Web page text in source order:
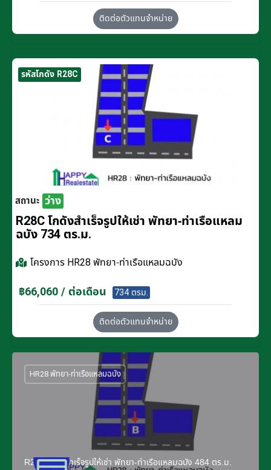
ติดต่อตัวแทนจำหน่าย
รหัสโกดัง R28C
สถานะ ว่าง
R28C โกดังสำเร็จรูปให้เช่า พัทยา-ท่าเรือแหลม
ฉบัง 734 ตร.ม.
โครงการ HR28 พัทยา-ท่าเรือแหลมฉบัง
฿66,060 / ต่อเดือน 734 ตรม.
ติดต่อตัวแทนจำหน่าย
R28B โกดังสำเร็จรูปให้เช่า พัทยา-ท่าเรือแหลมฉบัง 484 ตร.ม.
HR28 พัทยา-ท่าเรือแหลมฉบัง